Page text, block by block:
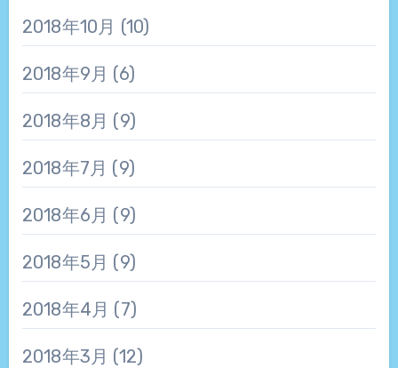
2018年10月 (10)
2018年9月 (6)
2018年8月 (9)
2018年7月 (9)
2018年6月 (9)
2018年5月 (9)
2018年4月 (7)
2018年3月 (12)